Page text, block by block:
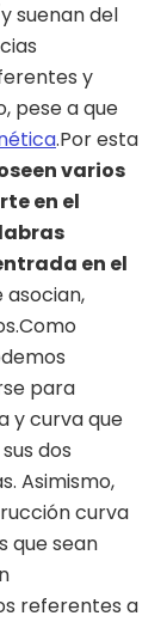
suenan del
y
pese a que
.Por esta
varios
en el
en el
asocian,
para
y curva que
dos
Asimismo,
curva
que sean
referentes a